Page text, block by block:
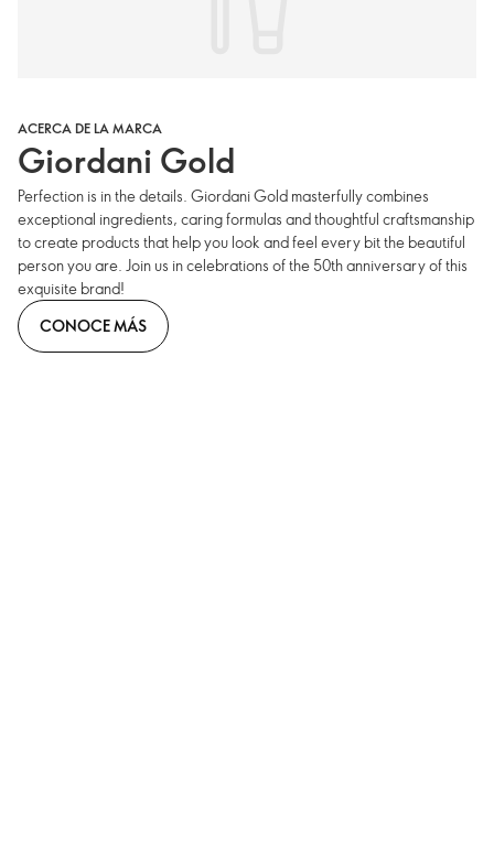
ACERCA DE LA MARCA
Giordani Gold
Perfection is in the details. Giordani Gold masterfully combines
exceptional ingredients, caring formulas and thoughtful craftsmanship
to create products that help you look and feel every bit the beautiful
person you are. Join us in celebrations of the 50th anniversary of this
exquisite brand!
CONOCE MÁS